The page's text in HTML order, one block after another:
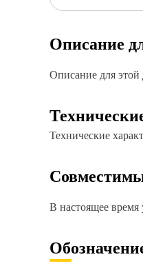
Описание
Описание для этой
Технические
В настоящее время